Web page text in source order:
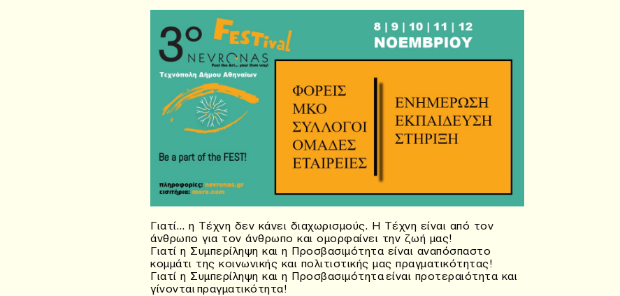
Γιατί… η Τέχνη δεν κάνει διαχωρισμούς. Η Τέχνη είναι από τον
άνθρωπο για τον άνθρωπο και ομορφαίνει την ζωή μας!
Γιατί η Συμπερίληψη και η Προσβασιμότητα είναι αναπόσπαστο
κομμάτι της κοινωνικής και πολιτιστικής μας πραγματικότητας!
Γιατί η Συμπερίληψη και η Προσβασιμότητα είναι προτεραιότητα και
γίνονται πραγματικότητα!